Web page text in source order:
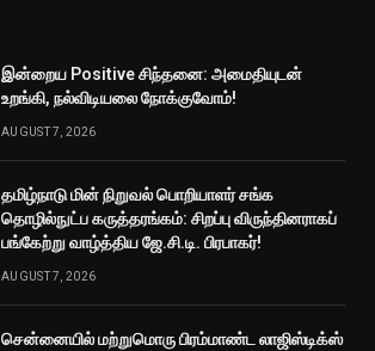
இன்றைய Positive சிந்தனை: அமைதியுடன்
உறங்கி, நல்விடியலை நோக்குவோம்!
AUGUST 7, 2026
தமிழ்நாடு மின் நிறுவல் பொறியாளர் சங்க
தொழில்நுட்ப கருத்தரங்கம்: சிறப்பு விருந்தினராகப்
பங்கேற்று வாழ்த்திய ஜே.சி.டி. பிரபாகர்!
AUGUST 7, 2026
சென்னையில் மற்றுமொரு பிரம்மாண்ட லாஜிஸ்டிக்ஸ்